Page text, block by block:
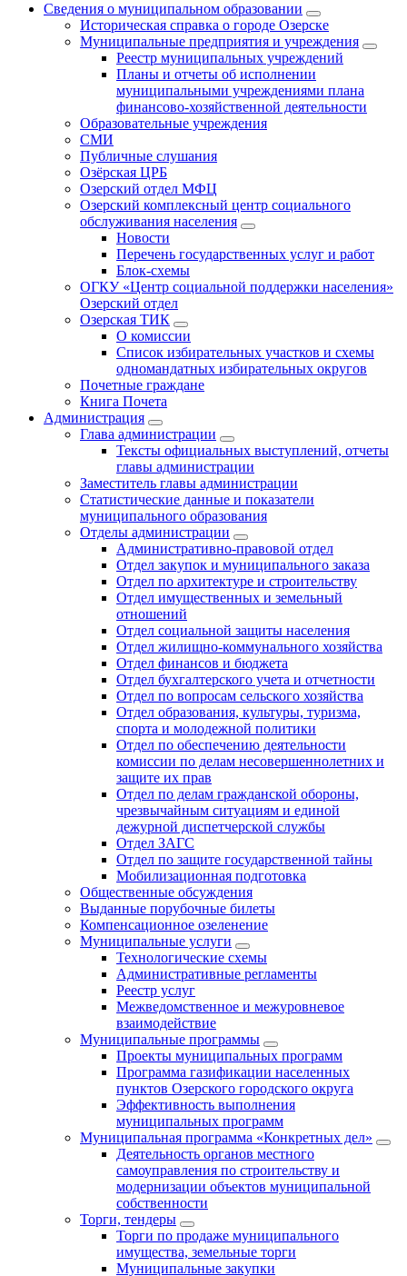
Сведения о муниципальном образовании
Историческая справка о городе Озерске
Муниципальные предприятия и учреждения
Реестр муниципальных учреждений
Планы и отчеты об исполнении
муниципальными учреждениями плана
финансово-хозяйственной деятельности
Образовательные учреждения
СМИ
Публичные слушания
Озёрская ЦРБ
Озерский отдел МФЦ
Озерский комплексный центр социального
обслуживания населения
Новости
Перечень государственных услуг и работ
Блок-схемы
ОГКУ «Центр социальной поддержки населения»
Озерский отдел
Озерская ТИК
О комиссии
Список избирательных участков и схемы
одномандатных избирательных округов
Почетные граждане
Книга Почета
Администрация
Глава администрации
Тексты официальных выступлений, отчеты
главы администрации
Заместитель главы администрации
Статистические данные и показатели
муниципального образования
Отделы администрации
Административно-правовой отдел
Отдел закупок и муниципального заказа
Отдел по архитектуре и строительству
Отдел имущественных и земельный
отношений
Отдел социальной защиты населения
Отдел жилищно-коммунального хозяйства
Отдел финансов и бюджета
Отдел бухгалтерского учета и отчетности
Отдел по вопросам сельского хозяйства
Отдел образования, культуры, туризма,
спорта и молодежной политики
Отдел по обеспечению деятельности
комиссии по делам несовершеннолетних и
защите их прав
Отдел по делам гражданской обороны,
чрезвычайным ситуациям и единой
дежурной диспетчерской службы
Отдел ЗАГС
Отдел по защите государственной тайны
Мобилизационная подготовка
Общественные обсуждения
Выданные порубочные билеты
Компенсационное озеленение
Муниципальные услуги
Технологические схемы
Административные регламенты
Реестр услуг
Межведомственное и межуровневое
взаимодействие
Муниципальные программы
Проекты муниципальных программ
Программа газификации населенных
пунктов Озерского городского округа
Эффективность выполнения
муниципальных программ
Муниципальная программа «Конкретных дел»
Деятельность органов местного
самоуправления по строительству и
модернизации объектов муниципальной
собственности
Торги, тендеры
Торги по продаже муниципального
имущества, земельные торги
Муниципальные закупки